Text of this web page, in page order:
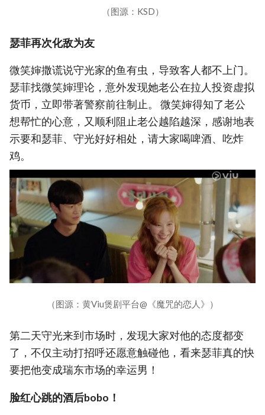
（图源：KSD）
瑟菲再次化敌为友
微笑婶撒谎说守光家的鱼有虫，导致客人都不上门。
瑟菲找微笑婶理论，意外发现她老公在拉人投资虚拟
货币，立即带著警察前往制止。 微笑婶得知了老公
想帮忙的心意，又顺利阻止老公越陷越深，感谢地表
示要和瑟菲、守光好好相处，请大家喝啤酒、吃炸
鸡。
（图源：黄Viu煲剧平台@《魔咒的恋人》）
第二天守光来到市场时，发现大家对他的态度都变
了，不仅主动打招呼还愿意触碰他，看来瑟菲真的快
要把他变成瑞东市场的幸运男！
脸红心跳的酒后bobo！